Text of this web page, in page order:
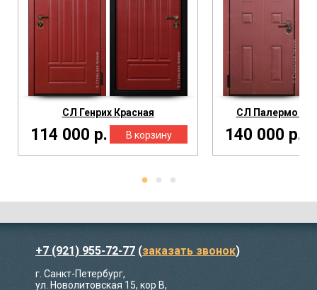
СЛ Генрих Красная
114 000 р.
СЛ Палермо
140 000 р.
+7 (921) 955-72-77 (заказать звонок)
г. Санкт-Петербург,
ул. Новолитовская 15, кор В,